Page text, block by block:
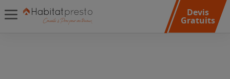
Devis
Gratuits